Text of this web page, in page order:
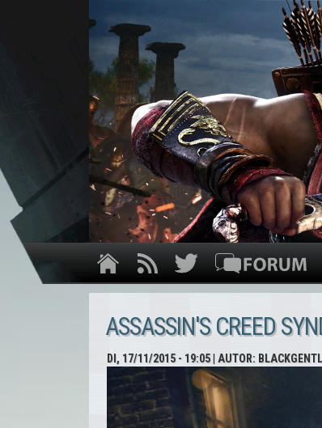
ASSASSIN'S CREED
DI, 17/11/2015 - 19:05| AUTOR: